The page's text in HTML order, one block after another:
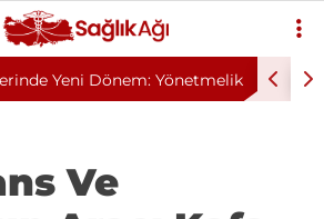
Sivilce Sandı, Cilt Kanseri Çıktı:
Ve